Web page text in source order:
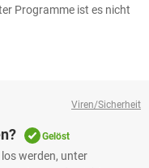
Programme ist es nicht
Viren/Sicherheit
Gelöst
werden, unter